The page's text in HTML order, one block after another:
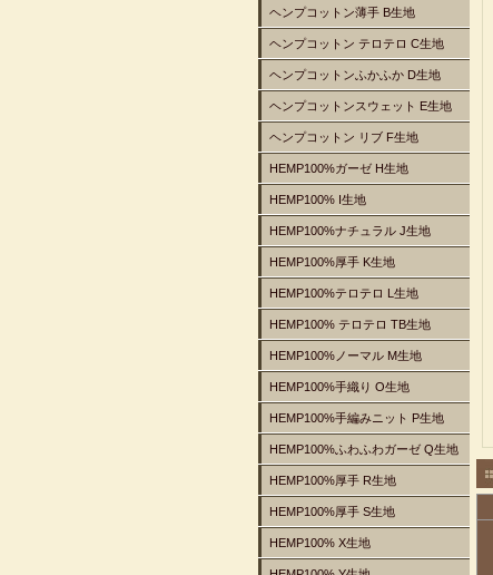
ヘンプコットン薄手 B生地
ヘンプコットン テロテロ C生地
ヘンプコットンふかふか D生地
ヘンプコットンスウェット E生地
ヘンプコットン リブ F生地
HEMP100%ガーゼ H生地
HEMP100% I生地
HEMP100%ナチュラル J生地
HEMP100%厚手 K生地
HEMP100%テロテロ L生地
HEMP100% テロテロ TB生地
HEMP100%ノーマル M生地
HEMP100%手織り O生地
HEMP100%手編みニット P生地
HEMP100%ふわふわガーゼ Q生地
HEMP100%厚手 R生地
HEMP100%厚手 S生地
HEMP100% X生地